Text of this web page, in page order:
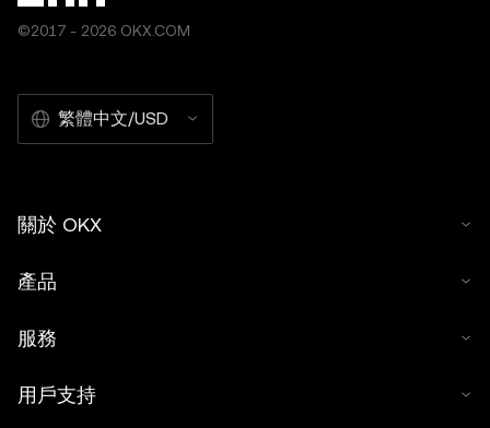
©2017 - 2026 OKX.COM
繁體中文/USD
關於 OKX
產品
服務
用戶支持